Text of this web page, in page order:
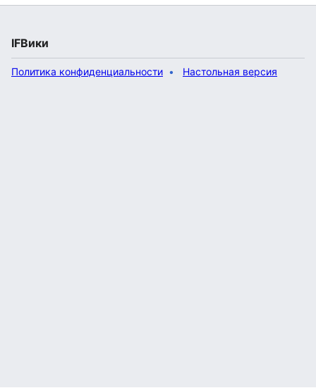
IFВики
Политика конфиденциальности Настольная версия